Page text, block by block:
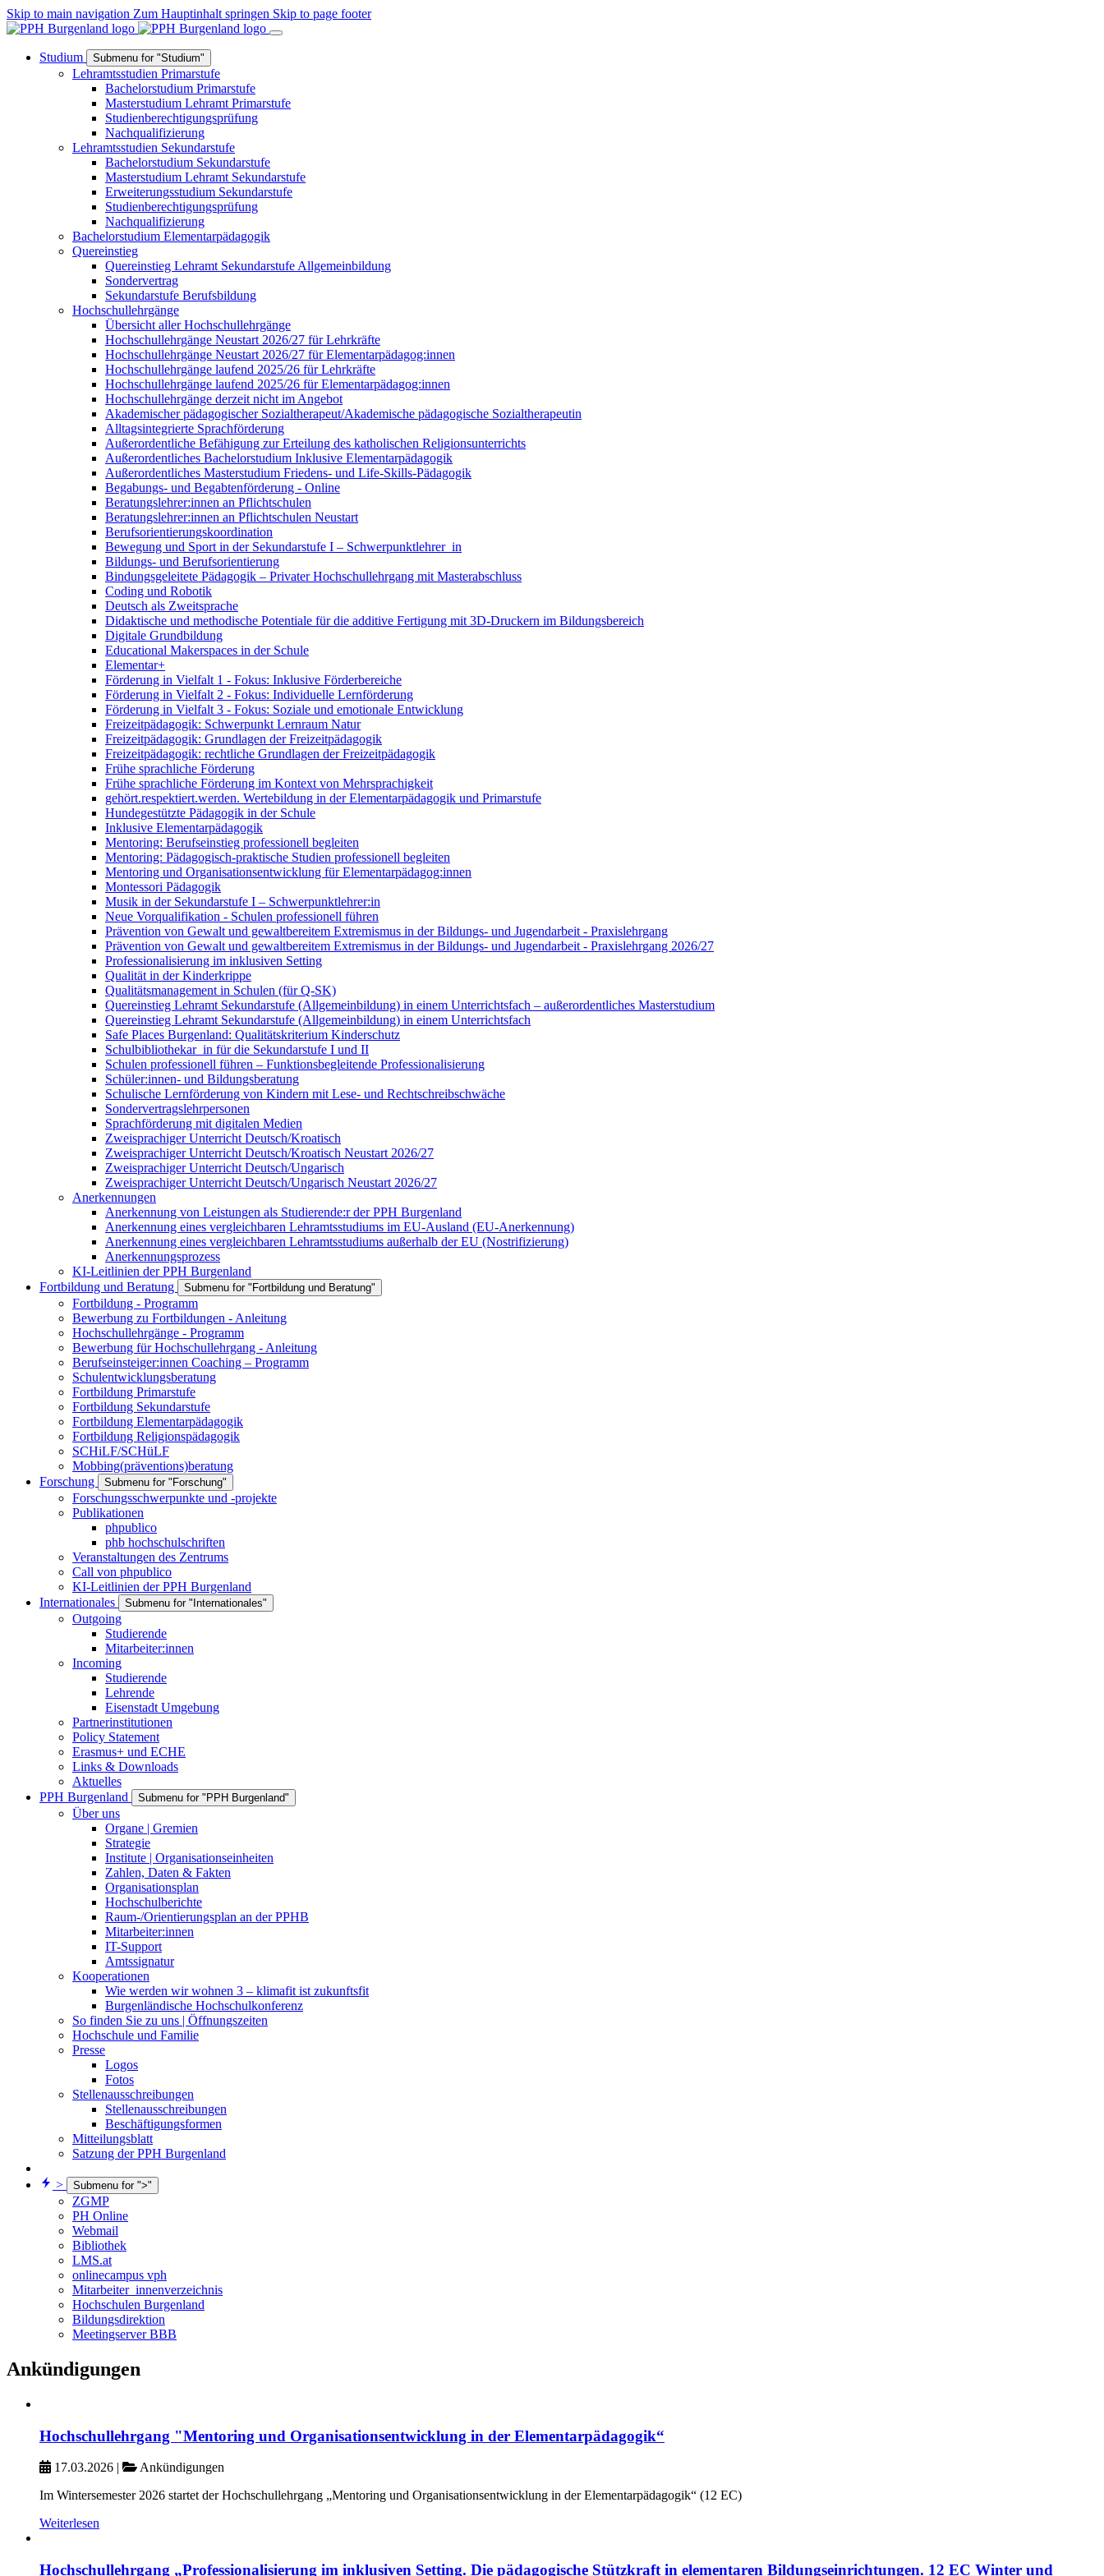
Skip to main navigation Zum Hauptinhalt springen Skip to page footer
Studium Submenu for "Studium"
Lehramtsstudien Primarstufe
Bachelorstudium Primarstufe
Masterstudium Lehramt Primarstufe
Studienberechtigungsprüfung
Nachqualifizierung
Lehramtsstudien Sekundarstufe
Bachelorstudium Sekundarstufe
Masterstudium Lehramt Sekundarstufe
Erweiterungsstudium Sekundarstufe
Studienberechtigungsprüfung
Nachqualifizierung
Bachelorstudium Elementarpädagogik
Quereinstieg
Quereinstieg Lehramt Sekundarstufe Allgemeinbildung
Sondervertrag
Sekundarstufe Berufsbildung
Hochschullehrgänge
Übersicht aller Hochschullehrgänge
Hochschullehrgänge Neustart 2026/27 für Lehrkräfte
Hochschullehrgänge Neustart 2026/27 für Elementarpädagog:innen
Hochschullehrgänge laufend 2025/26 für Lehrkräfte
Hochschullehrgänge laufend 2025/26 für Elementarpädagog:innen
Hochschullehrgänge derzeit nicht im Angebot
Akademischer pädagogischer Sozialtherapeut/Akademische pädagogische Sozialtherapeutin
Alltagsintegrierte Sprachförderung
Außerordentliche Befähigung zur Erteilung des katholischen Religionsunterrichts
Außerordentliches Bachelorstudium Inklusive Elementarpädagogik
Außerordentliches Masterstudium Friedens- und Life-Skills-Pädagogik
Begabungs- und Begabtenförderung - Online
Beratungslehrer:innen an Pflichtschulen
Beratungslehrer:innen an Pflichtschulen Neustart
Berufsorientierungskoordination
Bewegung und Sport in der Sekundarstufe I – Schwerpunktlehrer_in
Bildungs- und Berufsorientierung
Bindungsgeleitete Pädagogik – Privater Hochschullehrgang mit Masterabschluss
Coding und Robotik
Deutsch als Zweitsprache
Didaktische und methodische Potentiale für die additive Fertigung mit 3D-Druckern im Bildungsbereich
Digitale Grundbildung
Educational Makerspaces in der Schule
Elementar+
Förderung in Vielfalt 1 - Fokus: Inklusive Förderbereiche
Förderung in Vielfalt 2 - Fokus: Individuelle Lernförderung
Förderung in Vielfalt 3 - Fokus: Soziale und emotionale Entwicklung
Freizeitpädagogik: Schwerpunkt Lernraum Natur
Freizeitpädagogik: Grundlagen der Freizeitpädagogik
Freizeitpädagogik: rechtliche Grundlagen der Freizeitpädagogik
Frühe sprachliche Förderung
Frühe sprachliche Förderung im Kontext von Mehrsprachigkeit
gehört.respektiert.werden. Wertebildung in der Elementarpädagogik und Primarstufe
Hundegestützte Pädagogik in der Schule
Inklusive Elementarpädagogik
Mentoring: Berufseinstieg professionell begleiten
Mentoring: Pädagogisch-praktische Studien professionell begleiten
Mentoring und Organisationsentwicklung für Elementarpädagog:innen
Montessori Pädagogik
Musik in der Sekundarstufe I – Schwerpunktlehrer:in
Neue Vorqualifikation - Schulen professionell führen
Prävention von Gewalt und gewaltbereitem Extremismus in der Bildungs- und Jugendarbeit - Praxislehrgang
Prävention von Gewalt und gewaltbereitem Extremismus in der Bildungs- und Jugendarbeit - Praxislehrgang 2026/27
Professionalisierung im inklusiven Setting
Qualität in der Kinderkrippe
Qualitätsmanagement in Schulen (für Q-SK)
Quereinstieg Lehramt Sekundarstufe (Allgemeinbildung) in einem Unterrichtsfach – außerordentliches Masterstudium
Quereinstieg Lehramt Sekundarstufe (Allgemeinbildung) in einem Unterrichtsfach
Safe Places Burgenland: Qualitätskriterium Kinderschutz
Schulbibliothekar_in für die Sekundarstufe I und II
Schulen professionell führen – Funktionsbegleitende Professionalisierung
Schüler:innen- und Bildungsberatung
Schulische Lernförderung von Kindern mit Lese- und Rechtschreibschwäche
Sondervertragslehrpersonen
Sprachförderung mit digitalen Medien
Zweisprachiger Unterricht Deutsch/Kroatisch
Zweisprachiger Unterricht Deutsch/Kroatisch Neustart 2026/27
Zweisprachiger Unterricht Deutsch/Ungarisch
Zweisprachiger Unterricht Deutsch/Ungarisch Neustart 2026/27
Anerkennungen
Anerkennung von Leistungen als Studierende:r der PPH Burgenland
Anerkennung eines vergleichbaren Lehramtsstudiums im EU-Ausland (EU-Anerkennung)
Anerkennung eines vergleichbaren Lehramtsstudiums außerhalb der EU (Nostrifizierung)
Anerkennungsprozess
KI-Leitlinien der PPH Burgenland
Fortbildung und Beratung
Submenu for "Fortbildung und Beratung"
Fortbildung - Programm
Bewerbung zu Fortbildungen - Anleitung
Hochschullehrgänge - Programm
Bewerbung für Hochschullehrgang - Anleitung
Berufseinsteiger:innen Coaching – Programm
Schulentwicklungsberatung
Fortbildung Primarstufe
Fortbildung Sekundarstufe
Fortbildung Elementarpädagogik
Fortbildung Religionspädagogik
SCHiLF/SCHüLF
Mobbing(präventions)beratung
Forschung
Submenu for "Forschung"
Forschungsschwerpunkte und -projekte
Publikationen
phpublico
phb hochschulschriften
Veranstaltungen des Zentrums
Call von phpublico
KI-Leitlinien der PPH Burgenland
Internationales
Submenu for "Internationales"
Outgoing
Studierende
Mitarbeiter:innen
Incoming
Studierende
Lehrende
Eisenstadt Umgebung
Partnerinstitutionen
Policy Statement
Erasmus+ und ECHE
Links & Downloads
Aktuelles
PPH Burgenland
Submenu for "PPH Burgenland"
Über uns
Organe | Gremien
Strategie
Institute | Organisationseinheiten
Zahlen, Daten & Fakten
Organisationsplan
Hochschulberichte
Raum-/Orientierungsplan an der PPHB
Mitarbeiter:innen
IT-Support
Amtssignatur
Kooperationen
Wie werden wir wohnen 3 – klimafit ist zukunftsfit
Burgenländische Hochschulkonferenz
So finden Sie zu uns | Öffnungszeiten
Hochschule und Familie
Presse
Logos
Fotos
Stellenausschreibungen
Stellenausschreibungen
Beschäftigungsformen
Mitteilungsblatt
Satzung der PPH Burgenland
> Submenu for ">"
ZGMP
PH Online
Webmail
Bibliothek
LMS.at
onlinecampus vph
Mitarbeiter_innenverzeichnis
Hochschulen Burgenland
Bildungsdirektion
Meetingserver BBB
Ankündigungen
Hochschullehrgang "Mentoring und Organisationsentwicklung in der Elementarpädagogik“
17.03.2026 |
Ankündigungen
Im Wintersemester 2026 startet der Hochschullehrgang „Mentoring und Organisationsentwicklung in der Elementarpädagogik“ (12 EC)
Weiterlesen
Hochschullehrgang „Professionalisierung im inklusiven Setting. Die pädagogische Stützkraft in elementaren Bildungseinrichtungen. 12 EC Winter und